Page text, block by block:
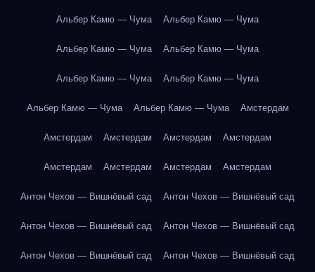
Альбер Камю — Чума Альбер Камю — Чума
Альбер Камю — Чума Альбер Камю — Чума
Альбер Камю — Чума Альбер Камю — Чума
Альбер Камю — Чума Альбер Камю — Чума Амстердам
Амстердам Амстердам Амстердам Амстердам
Амстердам Амстердам Амстердам Амстердам
Антон Чехов — Вишнёвый сад Антон Чехов — Вишнёвый сад
Антон Чехов — Вишнёвый сад Антон Чехов — Вишнёвый сад
Антон Чехов — Вишнёвый сад Антон Чехов — Вишнёвый сад